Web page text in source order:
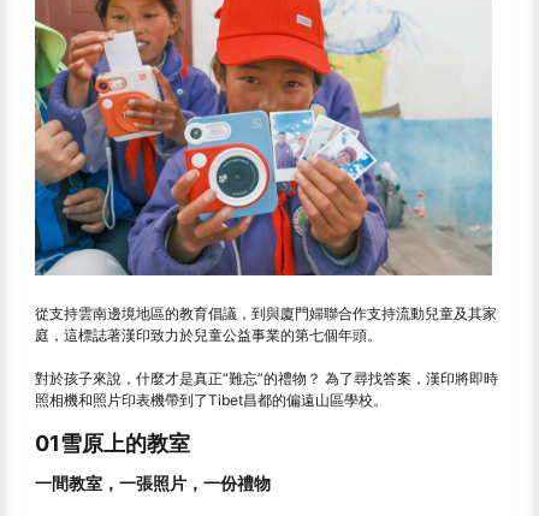
從支持雲南邊境地區的教育倡議，到與廈門婦聯合作支持流動兒童及其家
庭，這標誌著漢印致力於兒童公益事業的第七個年頭。
對於孩子來說，什麼才是真正“難忘”的禮物？ 為了尋找答案，漢印將即時
照相機和照片印表機帶到了Tibet昌都的偏遠山區學校。
01雪原上的教室
一間教室，一張照片，一份禮物